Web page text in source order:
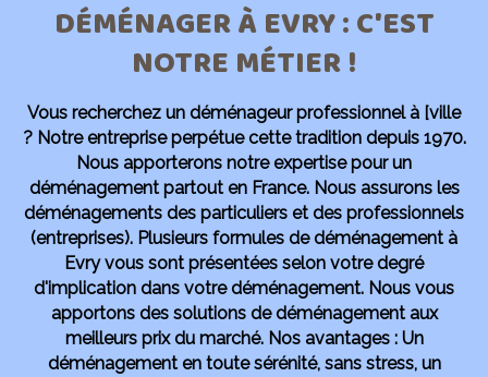
DÉMÉNAGER À EVRY : C'EST
NOTRE MÉTIER !
Vous recherchez un déménageur professionnel à [ville
?Notre entreprise perpétue cette tradition depuis 1970.
Nous apporterons notre expertise pour un
déménagement partout en France. Nous assurons les
déménagements des particuliers et des professionnels
(entreprises). Plusieurs formules de déménagement à
Evry vous sont présentées selon votre degré
d'implication dans votre déménagement. Nous vous
apportons des solutions de déménagement aux
meilleurs prix du marché. Nos avantages : Un
déménagement en toute sérénité, sans stress, un